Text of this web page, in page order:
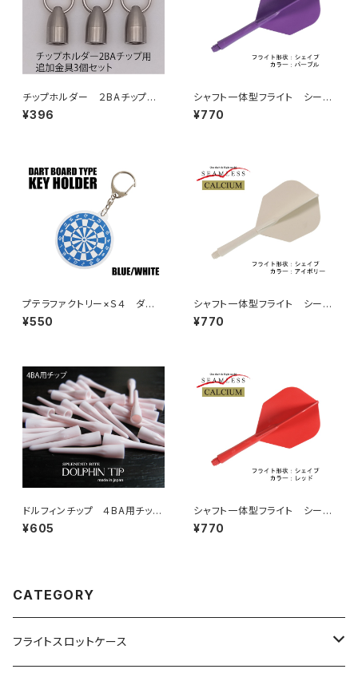
チップホルダー ２BAチップ
用 追加金具３個セット
¥396
シャフト一体型フライト シーム
レス カルシウム シェイプ
カラー：パープル
¥770
プテラファクトリー×Ｓ４ ダー
ツボード型キーホルダー ブル
ー／ブラック
¥550
シャフト一体型フライト シーム
レス カルシウム シェイプ
カラー：アイボリー
¥770
ドルフィンチップ ４BA用チップ
（５０本入り）
¥605
シャフト一体型フライト シーム
レス カルシウム シェイプ
カラー：レッド
¥770
CATEGORY
フライトスロットケース